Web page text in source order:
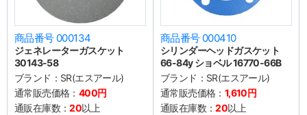
商品番号 000134
ジェネレーターガスケット
30143-58
ブランド： SR(エスアール)
通常販売価格： 400円
通販在庫数：20以上
商品番号 000410
シリンダーヘッドガスケット
66-84y ショベル 16770-66B
ブランド： SR(エスアール)
通常販売価格： 1,610円
通販在庫数：20以上